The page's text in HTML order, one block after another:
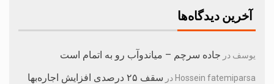
آخرین دیدگاه‌ها
یوسف در جاده سرچم – میاندوآب رو به اتمام است
Hossein fatemiparsa در
سقف ۲۵ درصدی افزایش اجاره‌بها